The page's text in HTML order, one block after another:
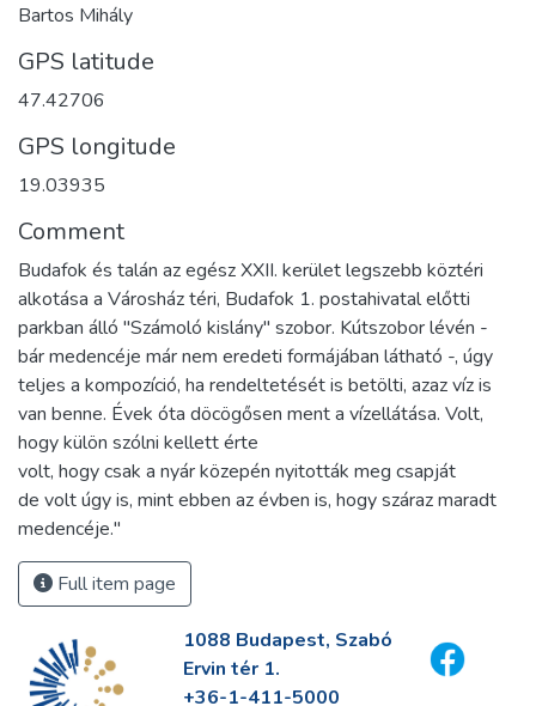
Bartos Mihály
GPS latitude
47.42706
GPS longitude
19.03935
Comment
Budafok és talán az egész XXII. kerület legszebb köztéri
alkotása a Városház téri, Budafok 1. postahivatal előtti
parkban álló "Számoló kislány" szobor. Kútszobor lévén -
bár medencéje már nem eredeti formájában látható -, úgy
teljes a kompozíció, ha rendeltetését is betölti, azaz víz is
van benne. Évek óta döcögősen ment a vízellátása. Volt,
hogy külön szólni kellett érte
volt, hogy csak a nyár közepén nyitották meg csapját
de volt úgy is, mint ebben az évben is, hogy száraz maradt
medencéje."
Full item page
1088 Budapest, Szabó
Ervin tér 1.
+36-1-411-5000